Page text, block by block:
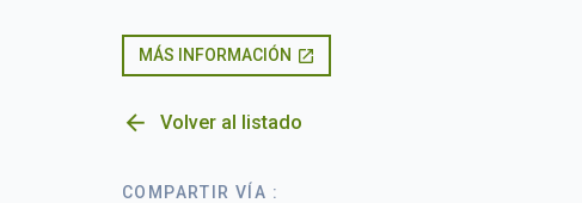
MÁS INFORMACIÓN open_in_new
arrow_back Volver al listado
COMPARTIR VÍA :